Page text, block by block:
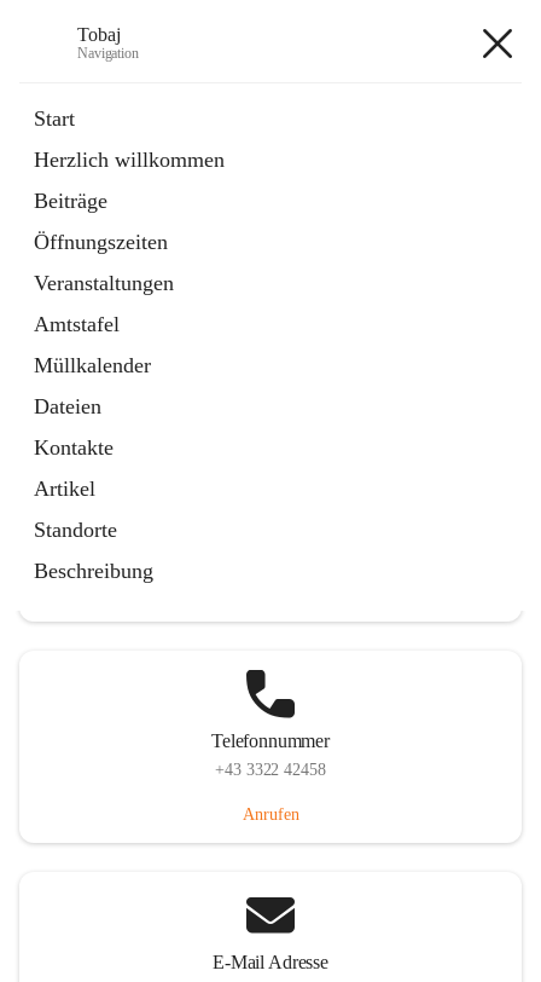
Tobaj
Navigation
Start
Herzlich willkommen
Beiträge
Öffnungszeiten
Veranstaltungen
Amtstafel
Müllkalender
Dateien
Kontakte
Artikel
Standorte
Beschreibung
Externe Webseite
in
Tab
Formulare
2 Schnellzugriffe
Telefonnummer
+43 3322 42458
Anrufen
E-Mail Adresse